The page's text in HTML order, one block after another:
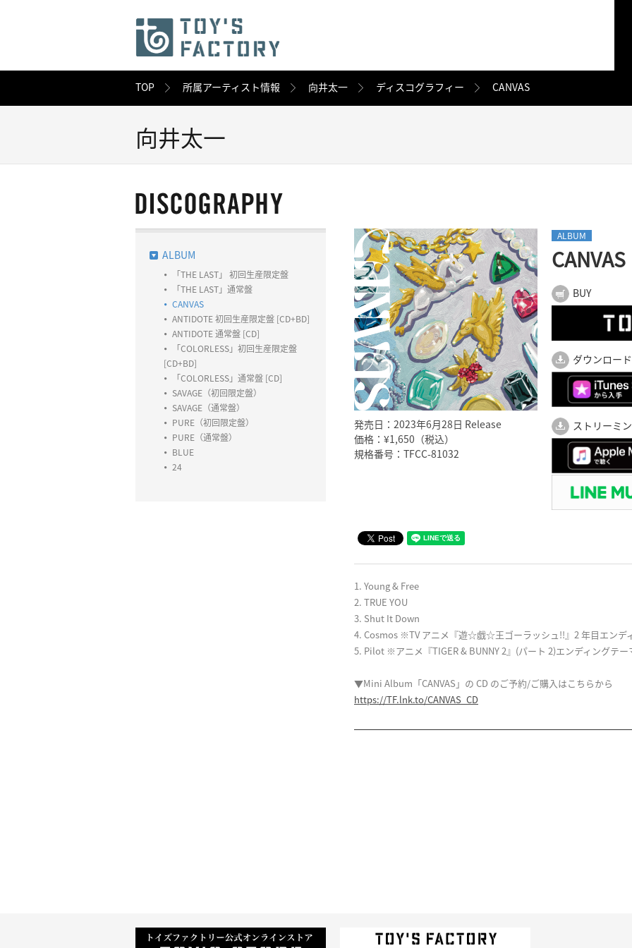
TOP 所属アーティスト情報 向井太一 ディスコグラフィー CANVAS
向井太一
ALBUM
「THE LAST」 初回生産限定盤
「THE LAST」通常盤
CANVAS
ANTIDOTE 初回生産限定盤 [CD+BD]
ANTIDOTE 通常盤 [CD]
「COLORLESS」初回生産限定盤
[CD+BD]
「COLORLESS」通常盤 [CD]
SAVAGE（初回限定盤）
SAVAGE（通常盤）
PURE（初回限定盤）
PURE（通常盤）
BLUE
24
発売日：2023年6月28日 Release
価格：¥1,650（税込）
規格番号：TFCC-81032
ALBUM
CANVAS
BUY
ダウンロード
ストリーミ
1. Young & Free
2. TRUE YOU
3. Shut It Down
4. Cosmos ※TV アニメ『遊☆戯☆王ゴーラッシュ!!』2 年目エンデ
5. Pilot ※アニメ『TIGER & BUNNY 2』(パート 2)エンディングテー
▼Mini Album「CANVAS」の CD のご予約/ご購入はこちらから
https://TF.lnk.to/CANVAS_CD